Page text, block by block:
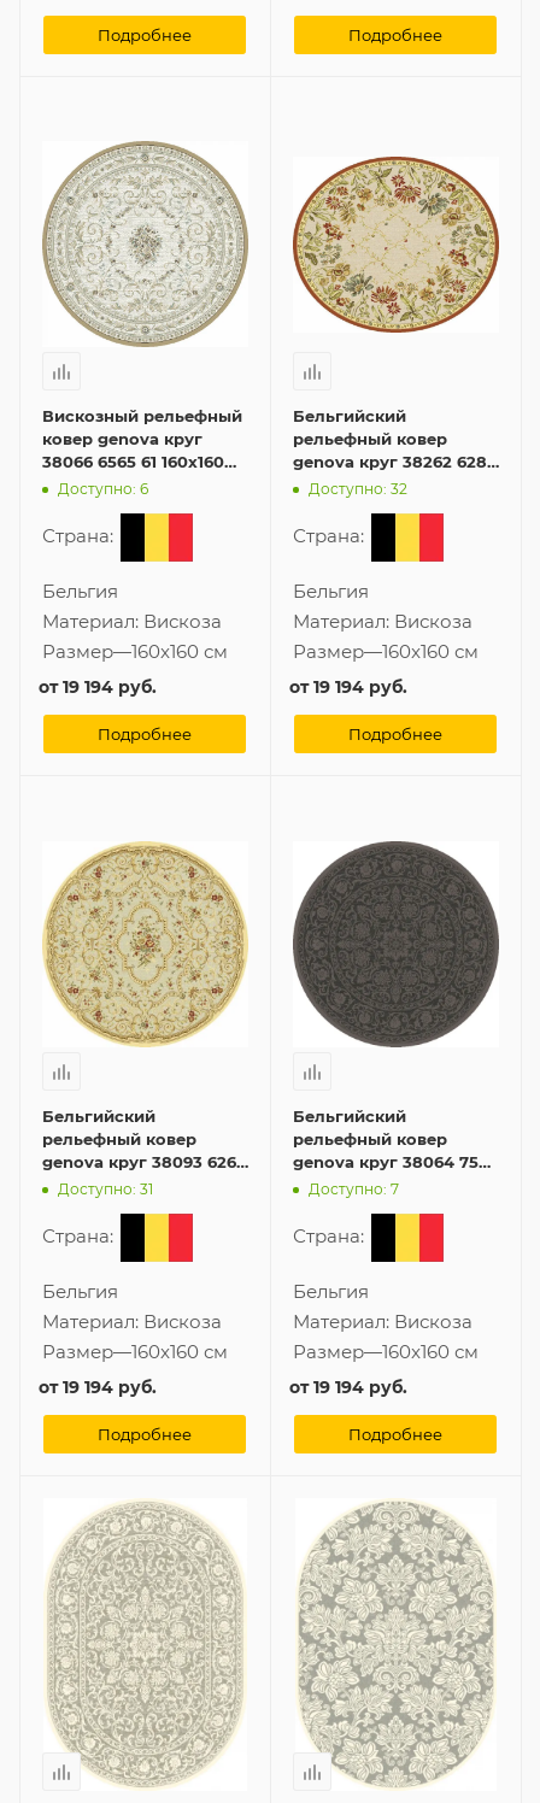
Подробнее Подробнее
Вискозный рельефный
ковер genova круг
38066 6565 61 160x160
см из Бельгии
Доступно: 6
Страна:
Бельгия
Материал: Вискоза
Размер—160x160 см
от19 194 руб.
Подробнее
Бельгийский
рельефный ковер
genova круг 38262 6282
60 160x160 см из
Доступно: 32
Страна:
Бельгия
Материал: Вискоза
Размер—160x160 см
от19 194 руб.
Подробнее
Бельгийский
рельефный ковер
genova круг 38093 6262
60 160x160 см из
Доступно: 31
Страна:
Бельгия
Материал: Вискоза
Размер—160x160 см
от19 194 руб.
Подробнее
Бельгийский
рельефный ковер
genova круг 38064 7575
70 160x160 см из
Доступно: 7
Страна:
Бельгия
Материал: Вискоза
Размер—160x160 см
от19 194 руб.
Подробнее